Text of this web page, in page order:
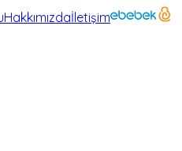
Hakkımızdaİletişim